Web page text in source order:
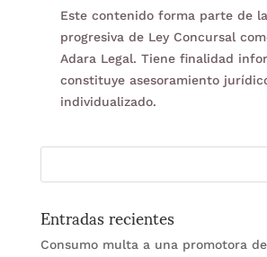
Este contenido forma parte de
progresiva de Ley Concursal
Adara Legal. Tiene finalidad
constituye asesoramiento
individualizado.
Entradas recientes
Consumo multa a una promotora